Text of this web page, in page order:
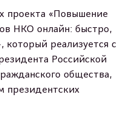
проекта «Повышение
НКО онлайн: быстро,
который реализуется с
Российской
общества,
президентских